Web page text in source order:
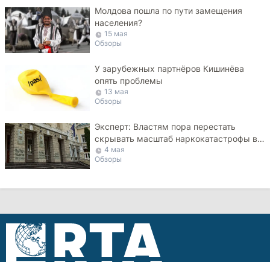
Молдова пошла по пути замещения
населения?
15 мая
Обзоры
У зарубежных партнёров Кишинёва
опять проблемы
13 мая
Обзоры
Эксперт: Властям пора перестать
скрывать масштаб наркокатастрофы в
Молдове
4 мая
Обзоры